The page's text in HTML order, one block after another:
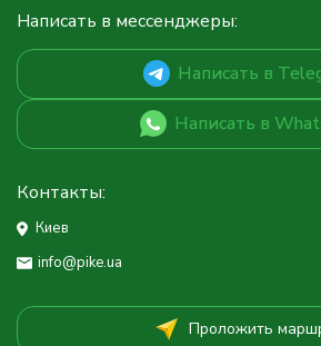
Написать в мессенджеры:
Написать в
Написать в
Контакты:
Киев
info@pike.ua
Проложить